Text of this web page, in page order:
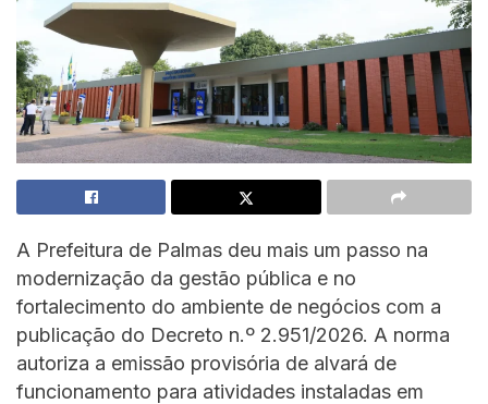
A Prefeitura de Palmas deu mais um passo na
modernização da gestão pública e no
fortalecimento do ambiente de negócios com a
publicação do Decreto n.º 2.951/2026. A norma
autoriza a emissão provisória de alvará de
funcionamento para atividades instaladas em